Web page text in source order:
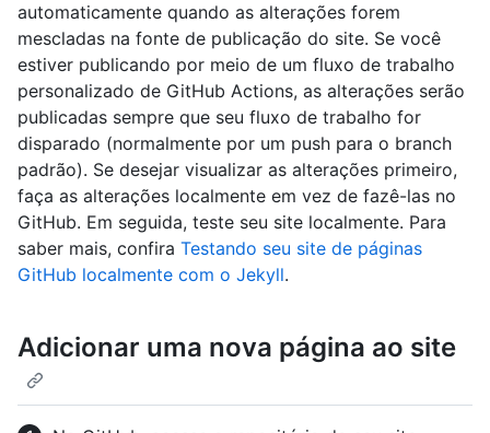
automaticamente quando as alterações forem
mescladas na fonte de publicação do site. Se você
estiver publicando por meio de um fluxo de trabalho
personalizado de GitHub Actions, as alterações serão
publicadas sempre que seu fluxo de trabalho for
disparado (normalmente por um push para o branch
padrão). Se desejar visualizar as alterações primeiro,
faça as alterações localmente em vez de fazê-las no
GitHub. Em seguida, teste seu site localmente. Para
saber mais, confira Testando seu site de páginas
GitHub localmente com o Jekyll.
Adicionar uma nova página ao site